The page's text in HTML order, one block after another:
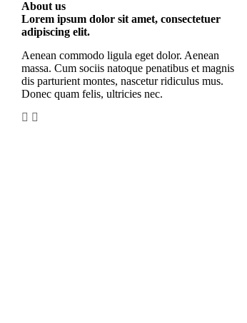
About us
Lorem ipsum dolor sit amet, consectetuer
adipiscing elit.
Aenean commodo ligula eget dolor. Aenean
massa. Cum sociis natoque penatibus et magnis
dis parturient montes, nascetur ridiculus mus.
Donec quam felis, ultricies nec.